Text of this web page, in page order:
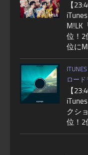
【
M!LK
位！2
位に
ロード
【
クシ
位！2